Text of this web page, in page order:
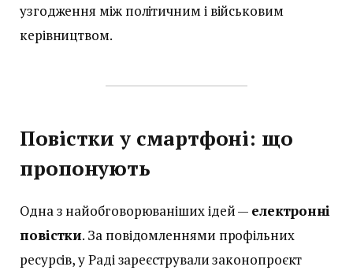
узгодження між політичним і військовим
керівництвом.
Повістки у смартфоні: що
пропонують
Одна з найобговорюваніших ідей — електронні
повістки. За повідомленнями профільних
ресурсів, у Раді зареєстрували законопроєкт